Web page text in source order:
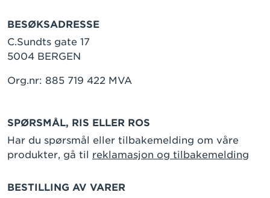
BESØKSADRESSE
C.Sundts gate 17
5004 BERGEN
Org.nr: 885 719 422 MVA
SPØRSMÅL, RIS ELLER ROS
Har du spørsmål eller tilbakemelding om våre
produkter, gå til reklamasjon og tilbakemelding
BESTILLING AV VARER